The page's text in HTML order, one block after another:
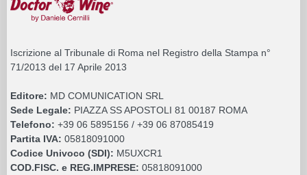
Iscrizione al Tribunale di Roma nel Registro della Stampa n°
71/2013 del 17 Aprile 2013
Editore: MD COMUNICATION SRL
Sede Legale: PIAZZA SS APOSTOLI 81 00187 ROMA
Telefono: +39 06 5895156 / +39 06 87085419
Partita IVA: 05818091000
Codice Univoco (SDI): M5UXCR1
COD.FISC. e REG.IMPRESE: 05818091000